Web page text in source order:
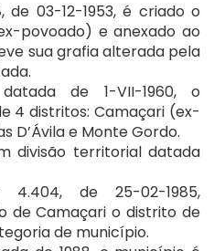
de 03-12-1953, é criado o
povoado) e anexado ao
sua grafia alterada pela
de 1-VII-1960, o
4 distritos: Camaçari (ex-
D’Ávila e Monte Gordo.
divisão territorial datada
4.404, de 25-02-1985,
de Camaçari o distrito de
de município.